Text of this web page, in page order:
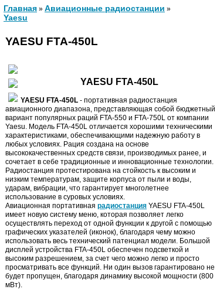
Главная » Авиационные радиостанции »
Yaesu
YAESU FTA-450L
YAESU FTA-450L
YAESU FTA-450L - портативная радиостанция
авиационного диапазона, представляющая собой бюджетный
вариант популярных раций FTA-550 и FTA-750L от компании
Yaesu. Модель FTA-450L отличается хорошими техническими
характеристиками, обеспечивающими надежную работу в
любых условиях. Рация создана на основе
высококачественных средств связи, производимых ранее, и
сочетает в себе традиционные и инновационные технологии.
Радиостанция протестирована на стойкость к высоким и
низким температурам, защите корпуса от пыли и воды,
ударам, вибрации, что гарантирует многолетнее
использование в суровых условиях.
Авиационная портативная радиостанц­ия YAESU FTA-450L
имеет новую систему меню, которая позволяет легко
осуществлять переход от одной функции к другой с помощью
графических указателей (иконок), благодаря чему можно
использовать весь технический патенциал модели. Большой
дисплей устройства FTA-450L обеспечен подсветкой и
высоким разрешением, за счет чего можно легко и просто
просматривать все функций. Ни один вызов гарантировано не
будет пропущен, благодаря динамику высокой мощности (800
мВт).